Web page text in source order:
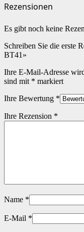
Rezensionen
Es gibt noch keine
Schreiben Sie die erste
BT41»
Ihre E-Mail-Adresse
sind mit * markiert
Ihre Bewertung *
Ihre Rezension *
Name *
E-Mail *